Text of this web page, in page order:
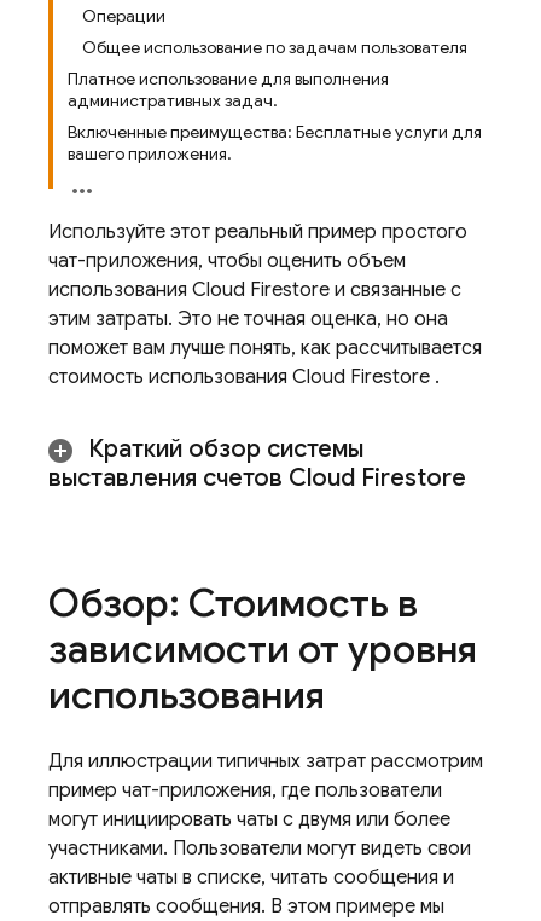
Операции
Общее использование по задачам пользователя
Платное использование для выполнения
административных задач.
Включенные преимущества: Бесплатные услуги для
вашего приложения.
Используйте этот реальный пример простого
чат-приложения, чтобы оценить объем
использования Cloud Firestore и связанные с
этим затраты. Это не точная оценка, но она
поможет вам лучше понять, как рассчитывается
стоимость использования Cloud Firestore .
Краткий обзор системы
выставления счетов Cloud Firestore
Обзор: Стоимость в
зависимости от уровня
использования
Для иллюстрации типичных затрат рассмотрим
пример чат-приложения, где пользователи
могут инициировать чаты с двумя или более
участниками. Пользователи могут видеть свои
активные чаты в списке, читать сообщения и
отправлять сообщения. В этом примере мы